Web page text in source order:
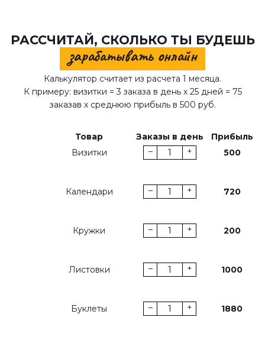
РАССЧИТАЙ, СКОЛЬКО ТЫ БУДЕШЬ
зарабатывать онлайн
Калькулятор считает из расчета 1 месяца.
К примеру: визитки = 3 заказа в день х 25 дней = 75
заказав х среднюю прибыль в 500 руб.
Товар Заказы в день
Прибыль
Визитки
– + 500
Календари – + 720
Кружки – + 200
Листовки – + 1000
Буклеты – + 1880